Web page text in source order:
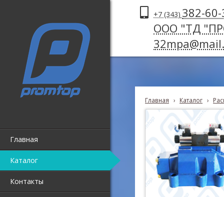
Главная
Каталог
Контакты
+7 (343) 382-
ООО "ТД
Главная › Каталог ›